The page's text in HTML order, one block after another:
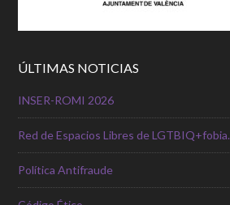
ÚLTIMAS NOTICIAS
INSER-ROMI 2026
Red de Espacios Libres de LGTBIQ+fobia.
Política Antifraude